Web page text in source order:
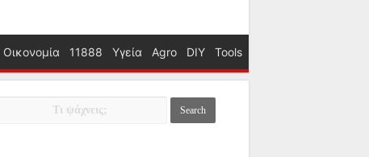
Οικονομία 11888 Υγεία Agro DIY Tools